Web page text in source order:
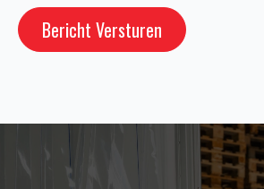
Bericht Versturen